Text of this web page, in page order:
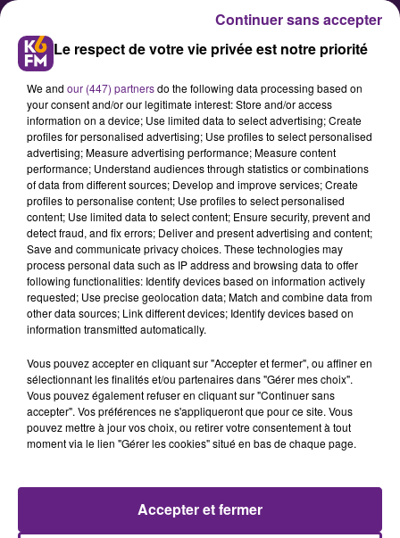
Nouvelle évacuation des jardins
de l’engrenage à Dijon
Les policiers mènent ce mardi
matin une nouvelle opération
d’évacuation du site des jardins de
l’engrenage, à Dijon, toujours
écologistes.
Publié : 20 juillet 2021 à 9h28 par Fabrice Aubry
Le respect de votre vie privée est notre priorité
We and our (447) partnersdo the following data processing based on
your consent and/or our legitimate interest: Store and/or access
information on a device; Use limited data to select advertising; Create
profiles for personalised advertising; Use profiles to select personalised
advertising; Measure advertising performance; Measure content
performance; Understand audiences through statistics or combinations
of data from different sources; Develop and improve services; Create
profiles to personalise content; Use profiles to select personalised
content; Use limited data to select content; Ensure security, prevent and
detect fraud, and fix errors; Deliver and present advertising and content;
Save and communicate privacy choices. These technologies may
process personal data such as IP address and browsing data to offer
following functionalities: Identify devices based on information actively
requested; Use precise geolocation data; Match and combine data from
other data sources; Link different devices; Identify devices based on
information transmitted automatically.
Vous pouvez accepter en cliquant sur "Accepter et fermer", ou affiner en
sélectionnant les finalités et/ou partenaires dans "Gérer mes choix".
Vous pouvez également refuser en cliquant sur "Continuer sans
accepter". Vos préférences ne s'appliqueront que pour ce site. Vous
pouvez mettre à jour vos choix, ou retirer votre consentement à tout
moment via le lien "Gérer les cookies" situé en bas de chaque page.
Accepter et fermer
Continuer sans accepter